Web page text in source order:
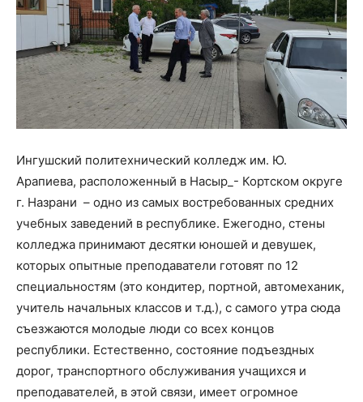
Ингушский политехнический колледж им. Ю.
Арапиева, расположенный в Насыр_- Кортском округе
г. Назрани – одно из самых востребованных средних
учебных заведений в республике. Ежегодно, стены
колледжа принимают десятки юношей и девушек,
которых опытные преподаватели готовят по 12
специальностям (это кондитер, портной, автомеханик,
учитель начальных классов и т.д.), с самого утра сюда
съезжаются молодые люди со всех концов
республики. Естественно, состояние подъездных
дорог, транспортного обслуживания учащихся и
преподавателей, в этой связи, имеет огромное